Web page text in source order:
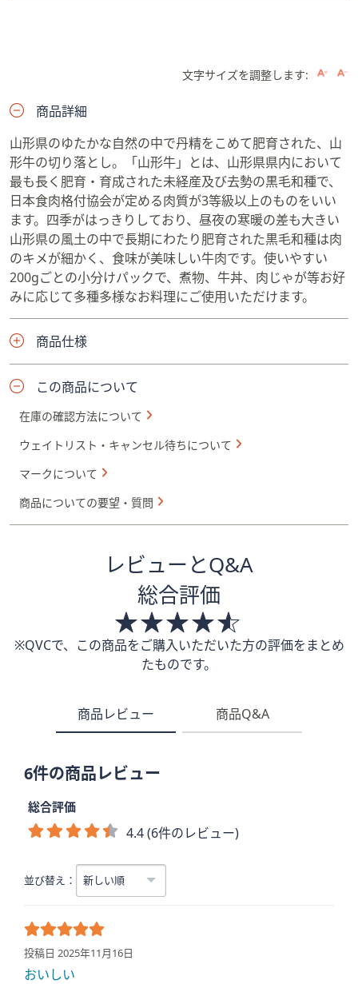
文字サイズを調整します:
商品詳細
山形県のゆたかな自然の中で丹精をこめて肥育された、山
形牛の切り落とし。「山形牛」とは、山形県県内において
最も長く肥育・育成された未経産及び去勢の黒毛和種で、
日本食肉格付協会が定める肉質が3等級以上のものをいい
ます。四季がはっきりしており、昼夜の寒暖の差も大きい
山形県の風土の中で長期にわたり肥育された黒毛和種は肉
のキメが細かく、食味が美味しい牛肉です。使いやすい
200gごとの小分けパックで、煮物、牛丼、肉じゃが等お好
みに応じて多種多様なお料理にご使用いただけます。
商品仕様
この商品について
在庫の確認方法について
ウェイトリスト・キャンセル待ちについて
マークについて
商品についての要望・質問
レビューとQ&A
総合評価
※QVCで、この商品をご購入いただいた方の評価をまとめ
たものです。
商品レビュー 商品Q&A
6件の商品レビュー
総合評価
4.4 (6件のレビュー)
並び替え：
投稿日 2025年11月16日
おいしい